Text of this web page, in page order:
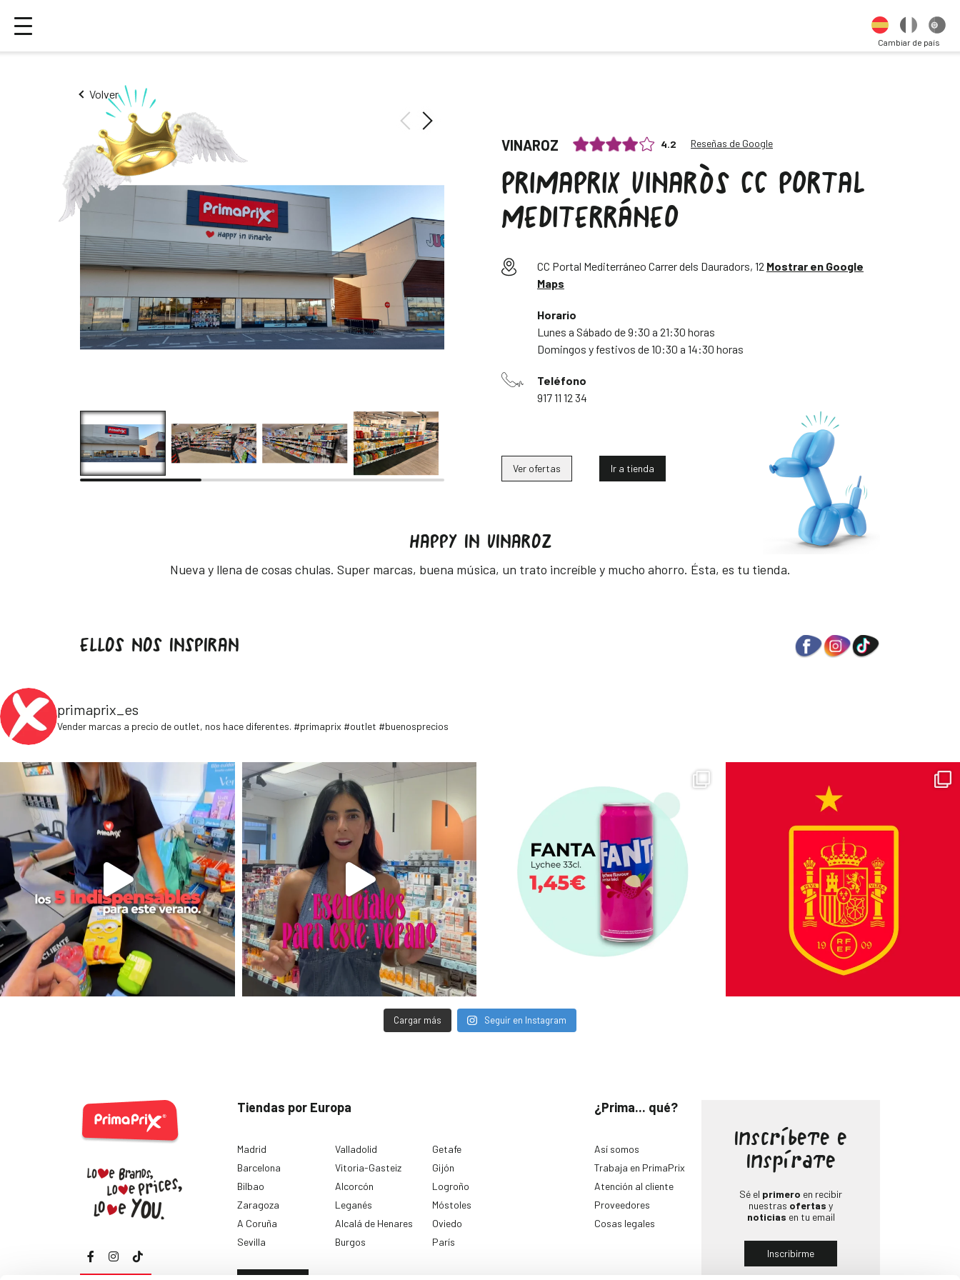
Cambiar de país
Volver
VINAROZ 4.2 Reseñas de Google
PRIMAPRIX VINARÒS CC PORTAL
MEDITERRÁNEO
CC Portal Mediterráneo Carrer dels Dauradors, 12 Mostrar en Google
Maps
Horario
Lunes a Sábado de 9:30 a 21:30 horas
Domingos y festivos de 10:30 a 14:30 horas
Teléfono
917 11 12 34
Ver ofertas Ir a tienda
HAPPY IN VINAROZ
Nueva y llena de cosas chulas. Super marcas, buena música, un trato increíble y mucho ahorro. Ésta, es tu tienda.
ELLOS NOS INSPIRAN
primaprix_es
Vender marcas a precio de outlet, nos hace diferentes. #primaprix #outlet #buenosprecios
Cargar más Seguir en Instagram
Tiendas por Europa
Madrid
Barcelona
Bilbao
Zaragoza
A Coruña
Sevilla
Valladolid
Vitoria-Gasteiz
Alcorcón
Leganés
Alcalá de Henares
Burgos
Getafe
Gijón
Logroño
Móstoles
Oviedo
París
¿Prima... qué?
Así somos
Trabaja en PrimaPrix
Atención al cliente
Proveedores
Cosas legales
Inscríbete e
Inspírate
Sé el primero en recibir
nuestras ofertas y
noticias en tu email
Inscribirme